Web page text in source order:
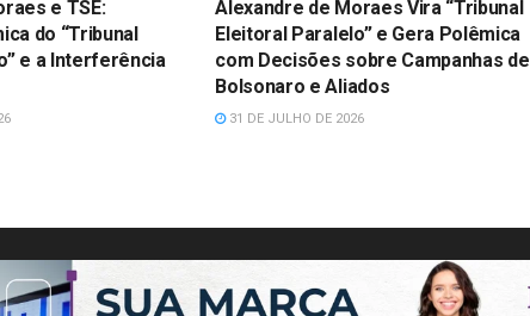
e TSE:
do “Tribunal
e a Interferência
Alexandre de Moraes Vira “Tribunal
Eleitoral Paralelo” e Gera Polêmica
com Decisões sobre Campanhas de
Bolsonaro e Aliados
31 DE JULHO DE 2026